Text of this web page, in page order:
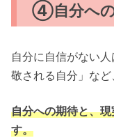
④自分への
自分に自信がない
敬される自分」など
自分への期待と、
す。